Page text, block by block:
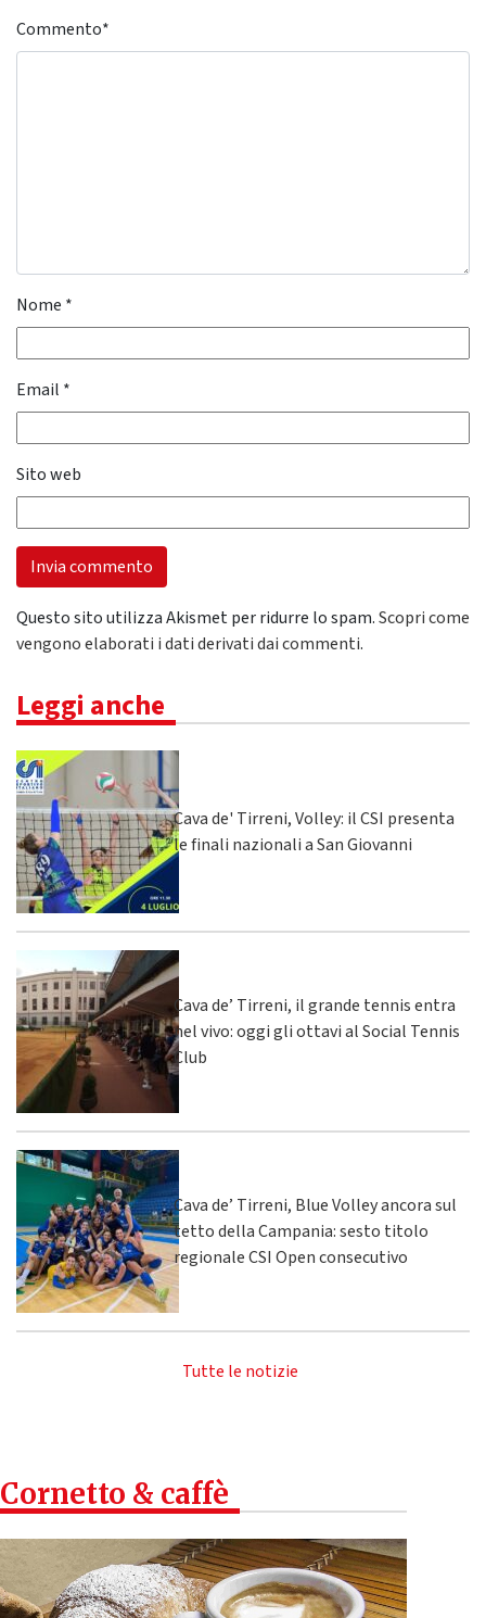
Commento*
Nome *
Email *
Sito web
Questo sito utilizza Akismet per ridurre lo spam.Scopri come
vengono elaborati i dati derivati dai commenti.
Leggi anche
Cava de' Tirreni, Volley: il CSI presenta
le finali nazionali a San Giovanni
Cava de’ Tirreni, il grande tennis entra
nel vivo: oggi gli ottavi al Social Tennis
Club
Cava de’ Tirreni, Blue Volley ancora sul
tetto della Campania: sesto titolo
regionale CSI Open consecutivo
Tutte le notizie
Cornetto & caffè